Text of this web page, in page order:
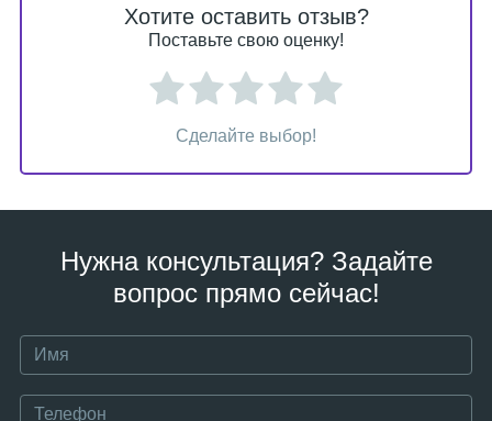
Хотите оставить отзыв?
Поставьте свою оценку!
Сделайте выбор!
Нужна консультация? Задайте
вопрос прямо сейчас!